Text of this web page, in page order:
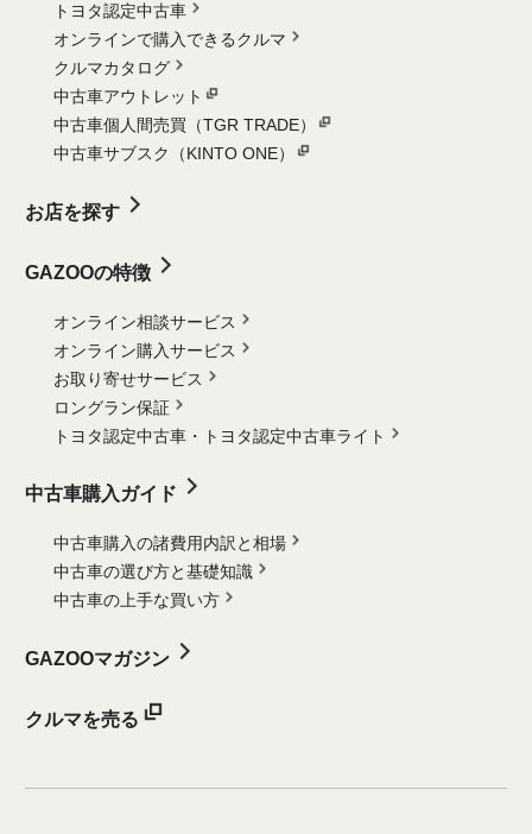
トヨタ認定中古車
オンラインで購入できるクルマ
クルマカタログ
中古車アウトレット
中古車個人間売買（TGR TRADE）
中古車サブスク（KINTO ONE）
お店を探す
GAZOOの特徴
オンライン相談サービス
オンライン購入サービス
お取り寄せサービス
ロングラン保証
トヨタ認定中古車・
トヨタ認定中古車ライト
中古車購入ガイド
中古車購入の諸費用内訳と相場
中古車の選び方と基礎知識
中古車の上手な買い方
GAZOOマガジン
クルマを売る